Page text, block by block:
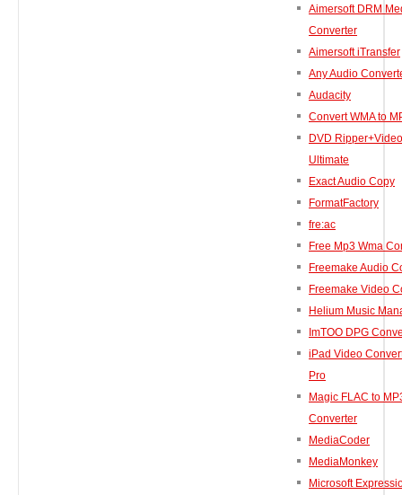
Aimersoft DRM
Converter
Aimersoft iTransfer
Any Audio
Audacity
Convert WMA to
DVD
Ultimate
Exact Audio Copy
FormatFactory
fre:ac
Free Mp3 Wma
Freemake Audio
Freemake Video
Helium Music
ImTOO DPG
iPad Video
Pro
Magic FLAC to
Converter
MediaCoder
MediaMonkey
Microsoft